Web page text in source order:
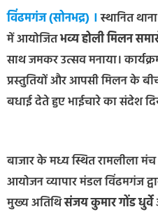
विंढमगंज (सोनभद्र) ।स्थानित
में आयोजितभव्य होली मिलन
साथ जमकर उत्सव मनाया।
प्रस्तुतियों और आपसी मिलन के
बधाई देते हुए भाईचारे का संदेश
बाजार के मध्य स्थित रामलीला
आयोजन व्यापार मंडल विंढमगंज
मुख्य अतिथिसंजय कुमार गोंड धुर्वे